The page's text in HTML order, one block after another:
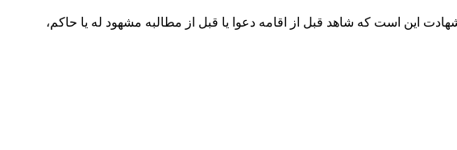
به شهادت این است که شاهد قبل از اقامه دعوا یا قبل از مطالبه مشهود له یا حاکم،